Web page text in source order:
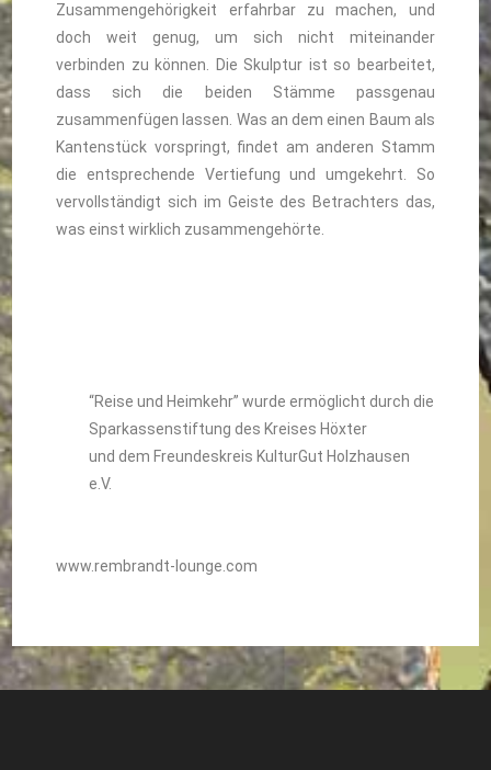
Zusammengehörigkeit erfahrbar zu machen, und
doch weit genug, um sich nicht miteinander
verbinden zu können. Die Skulptur ist so bearbeitet,
dass sich die beiden Stämme passgenau
zusammenfügen lassen. Was an dem einen Baum als
Kantenstück vorspringt, findet am anderen Stamm
die entsprechende Vertiefung und umgekehrt. So
vervollständigt sich im Geiste des Betrachters das,
was einst wirklich zusammengehörte.
“Reise und Heimkehr” wurde ermöglicht durch die
Sparkassenstiftung des Kreises Höxter
und dem Freundeskreis KulturGut Holzhausen
e.V.
www.rembrandt-lounge.com